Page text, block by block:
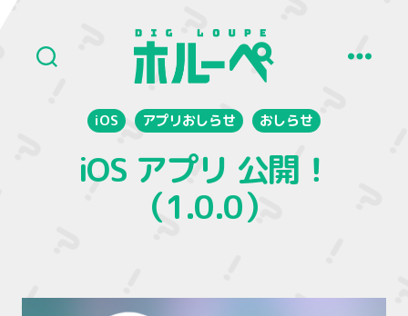
ル
ー
ペ
iOS アプリおしらせ おしらせ
iOS アプリ 公開！
（1.0.0）